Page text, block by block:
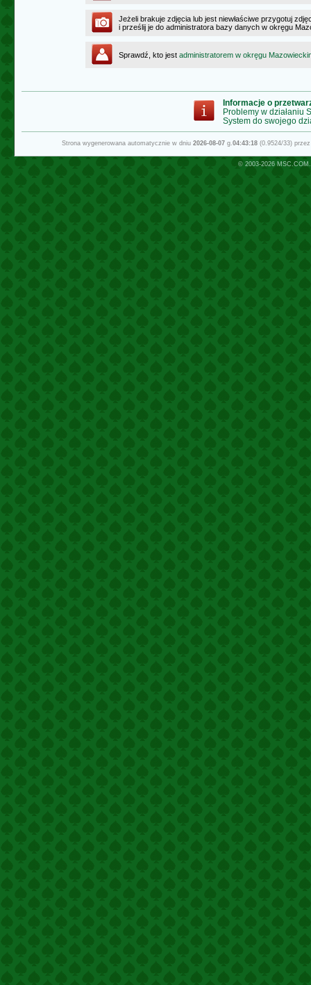
Jeżeli brakuje zdjęcia lub jest niewłaściwe przygotuj
i prześlij je do administratora bazy danych w okręgu
Sprawdź, kto jest administratorem w okręgu
Informacje o
Problemy w działaniu
System do swojego
Strona wygenerowana automatycznie w dniu 2026-08-07g.04:43:18(0.9524/33)
© 2003-2026